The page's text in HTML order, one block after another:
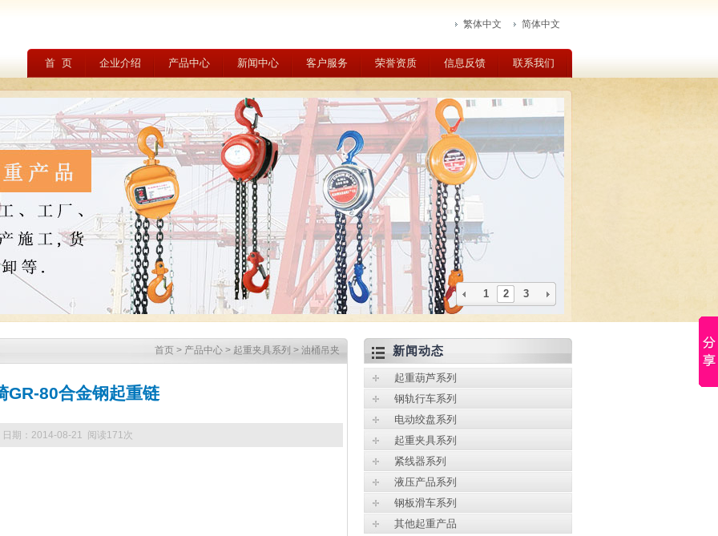
首 页 企业介绍 产品中心 新闻中心 客户服务 荣誉资质 信息反馈 联系我们
简体中文
繁体中文
1 2 3
首页 > 产品中心 > 起重夹具系列 > 油桶吊夹
GR-80合金钢起重链
日期：2014-08-21 阅读171次
新闻动态
起重葫芦系列
钢轨行车系列
电动绞盘系列
起重夹具系列
紧线器系列
液压产品系列
钢板滑车系列
其他起重产品